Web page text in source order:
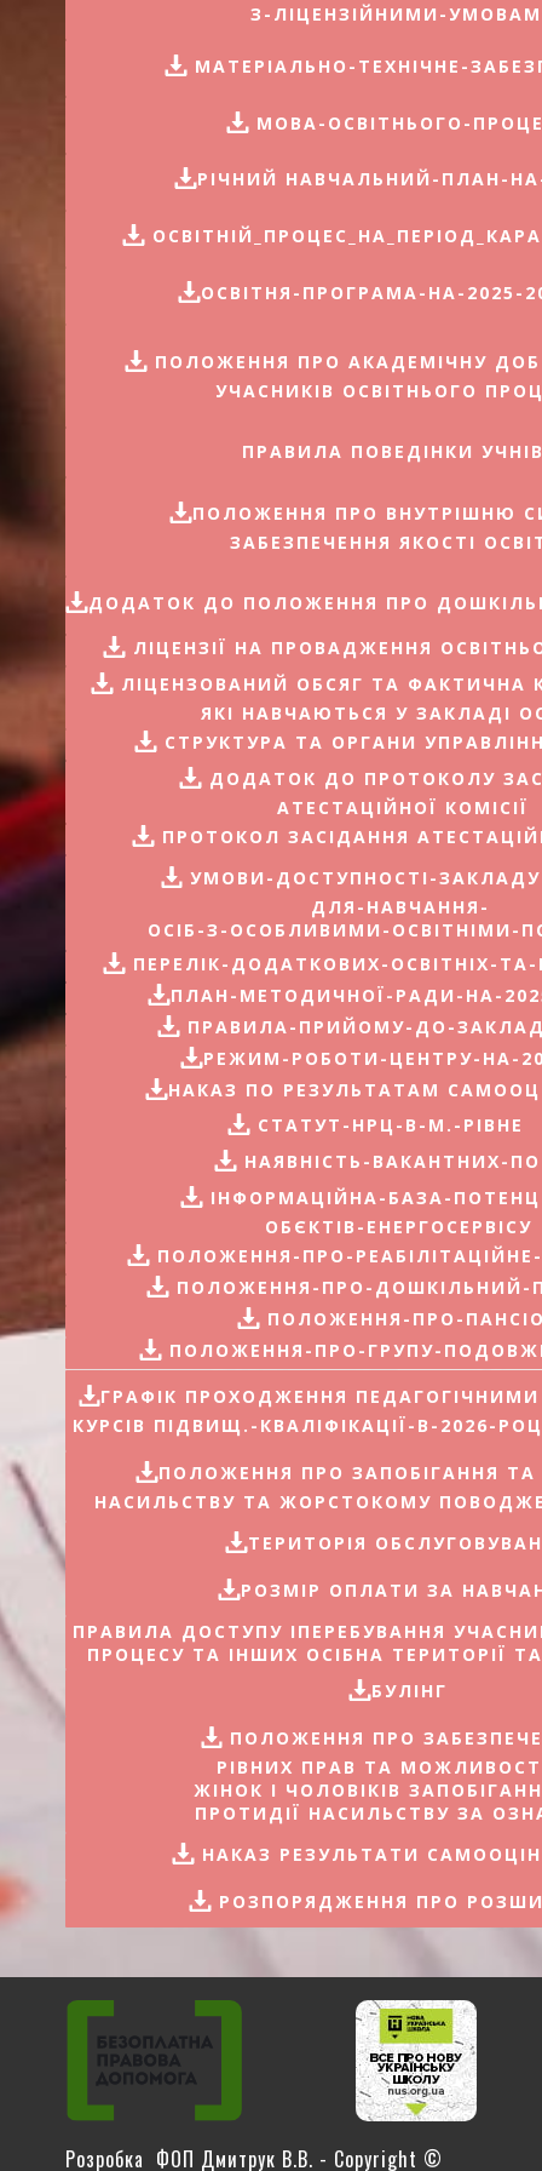
З-ЛІЦЕНЗІЙНИМИ-
​МАТЕРІАЛЬНО-ТЕХНІЧНЕ-
​МОВА-ОСВІТНЬОГО-
РІЧНИЙ НАВЧАЛЬНИЙ-ПЛАН-
ОСВІТНЯ-ПРОГРАМА-НА-2025-
ПОЛОЖЕННЯ ПРО АКАДЕМІЧНУ
УЧАСНИКІВ ОСВІТНЬОГО
ПРАВИЛА ПОВЕДІНКИ
ПОЛОЖЕННЯ ПРО ВНУТРІШНЮ
ЗАБЕЗПЕЧЕННЯ ЯКОСТІ
ДОДАТОК ДО ПОЛОЖЕННЯ ПРО
ЛІЦЕНЗІЇ НА ПРОВАДЖЕННЯ
ЛІЦЕНЗОВАНИЙ ОБСЯГ ТА ФАКТИЧНА
ЯКІ НАВЧАЮТЬСЯ У ЗАКЛАДІ
СТРУКТУРА ТА ОРГАНИ
ДОДАТОК ДО ПРОТОКОЛУ
АТЕСТАЦІЙНОЇ КОМІСІЇ
ПРОТОКОЛ ЗАСІДАННЯ
​УМОВИ-ДОСТУПНОСТІ-
ДЛЯ-НАВЧАННЯ-
ОСІБ-З-ОСОБЛИВИМИ-ОСВІТНІМИ-
​ПЕРЕЛІК-ДОДАТКОВИХ-ОСВІТНІХ-
ПЛАН-МЕТОДИЧНОЇ-РАДИ-НА-
​ПРАВИЛА-ПРИЙОМУ-ДО-
РЕЖИМ-РОБОТИ-ЦЕНТРУ-НА-
НАКАЗ ПО РЕЗУЛЬТАТАМ
​СТАТУТ-НРЦ-В-М.-РІВНЕ
​НАЯВНІСТЬ-ВАКАНТНИХ-
​ІНФОРМАЦІЙНА-БАЗА-
ОБЄКТІВ-ЕНЕРГОСЕРВІСУ
​ПОЛОЖЕННЯ-ПРО-
​ПОЛОЖЕННЯ-ПРО-ДОШКІЛЬНИЙ-
​ПОЛОЖЕННЯ-ПРО-
​ПОЛОЖЕННЯ-ПРО-ГРУПУ-
ГРАФІК ПРОХОДЖЕННЯ
КУРСІВ ПІДВИЩ.-КВАЛІФІКАЦІЇ-В-2026-
ПОЛОЖЕННЯ ПРО ЗАПОБІГАННЯ
НАСИЛЬСТВУ ТА ЖОРСТОКОМУ
ТЕРИТОРІЯ
РОЗМІР ОПЛАТИ ЗА
ПРАВИЛА ДОСТУПУ ІПЕРЕБУВАННЯ
ПРОЦЕСУ ТА ІНШИХ ОСІБНА ТЕРИТОРІЇ
БУЛІНГ
ПОЛОЖЕННЯ ПРО
РІВНИХ ПРАВ ТА
ЖІНОК І ЧОЛОВІКІВ
ПРОТИДІЇ НАСИЛЬСТВУ ЗА
НАКАЗ РЕЗУЛЬТАТИ
РОЗПОРЯДЖЕННЯ ПРО
Розробка ФОП Дмитрук В.В. - Copyright ©